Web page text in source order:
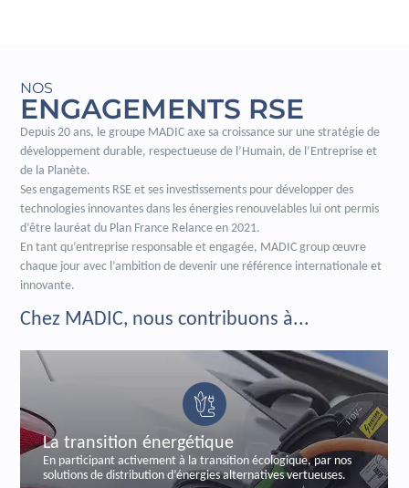
NOS
ENGAGEMENTS RSE
Depuis 20 ans, le groupe MADIC axe sa croissance sur une stratégie de
développement durable, respectueuse de l’Humain, de l’Entreprise et
de la Planète.
Ses engagements RSE et ses investissements pour développer des
technologies innovantes dans les énergies renouvelables lui ont permis
d’être lauréat du Plan France Relance en 2021.
En tant qu’entreprise responsable et engagée, MADIC group œuvre
chaque jour avec l’ambition de devenir une référence internationale et
innovante.
Chez MADIC, nous contribuons à...
écologique, par nos
vertueuses.
La sécurisation bancaire
En sécurisant les transactions
labelisée et certifiée de paiements